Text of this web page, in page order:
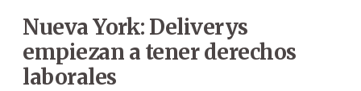
Nueva York: Deliverys
empiezan a tener derechos
laborales